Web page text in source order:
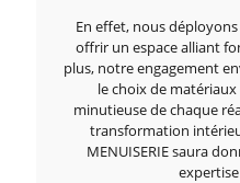
En effet, nous
offrir un espace alliant
plus, notre engagement
le choix de
minutieuse de chaque
transformation
MENUISERIE saura